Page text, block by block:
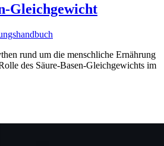
Gleichgewicht
rund um die menschliche Ernährung
des Säure-Basen-Gleichgewichts im